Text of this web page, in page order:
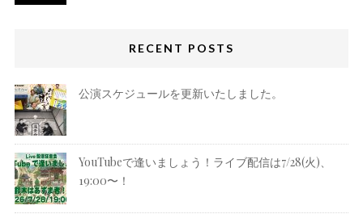
RECENT POSTS
公演スケジュールを更新いたしました。
YouTubeで逢いましょう！ライブ配信は7/28(火)、
19:00〜！